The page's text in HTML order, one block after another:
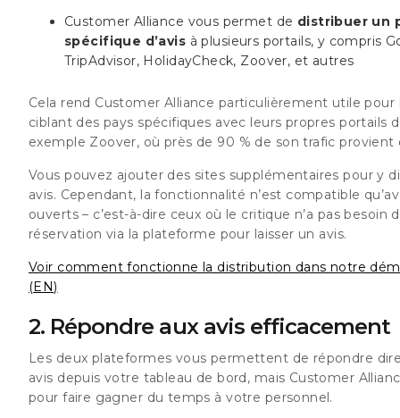
Customer Alliance vous permet de distribuer un
spécifique d’avis à plusieurs portails, y compris
TripAdvisor, HolidayCheck, Zoover, et autres
Cela rend Customer Alliance particulièrement utile pour
ciblant des pays spécifiques avec leurs propres portails
exemple Zoover, où près de 90 % de son trafic provient
Vous pouvez ajouter des sites supplémentaires pour y
avis. Cependant, la fonctionnalité n’est compatible
ouverts – c’est-à-dire ceux où le critique n’a pas besoin
réservation via la plateforme pour laisser un avis.
Voir comment fonctionne la distribution dans notre
(EN)
2. Répondre aux avis efficacement
Les deux plateformes vous permettent de répondre
avis depuis votre tableau de bord, mais Customer
pour faire gagner du temps à votre personnel.